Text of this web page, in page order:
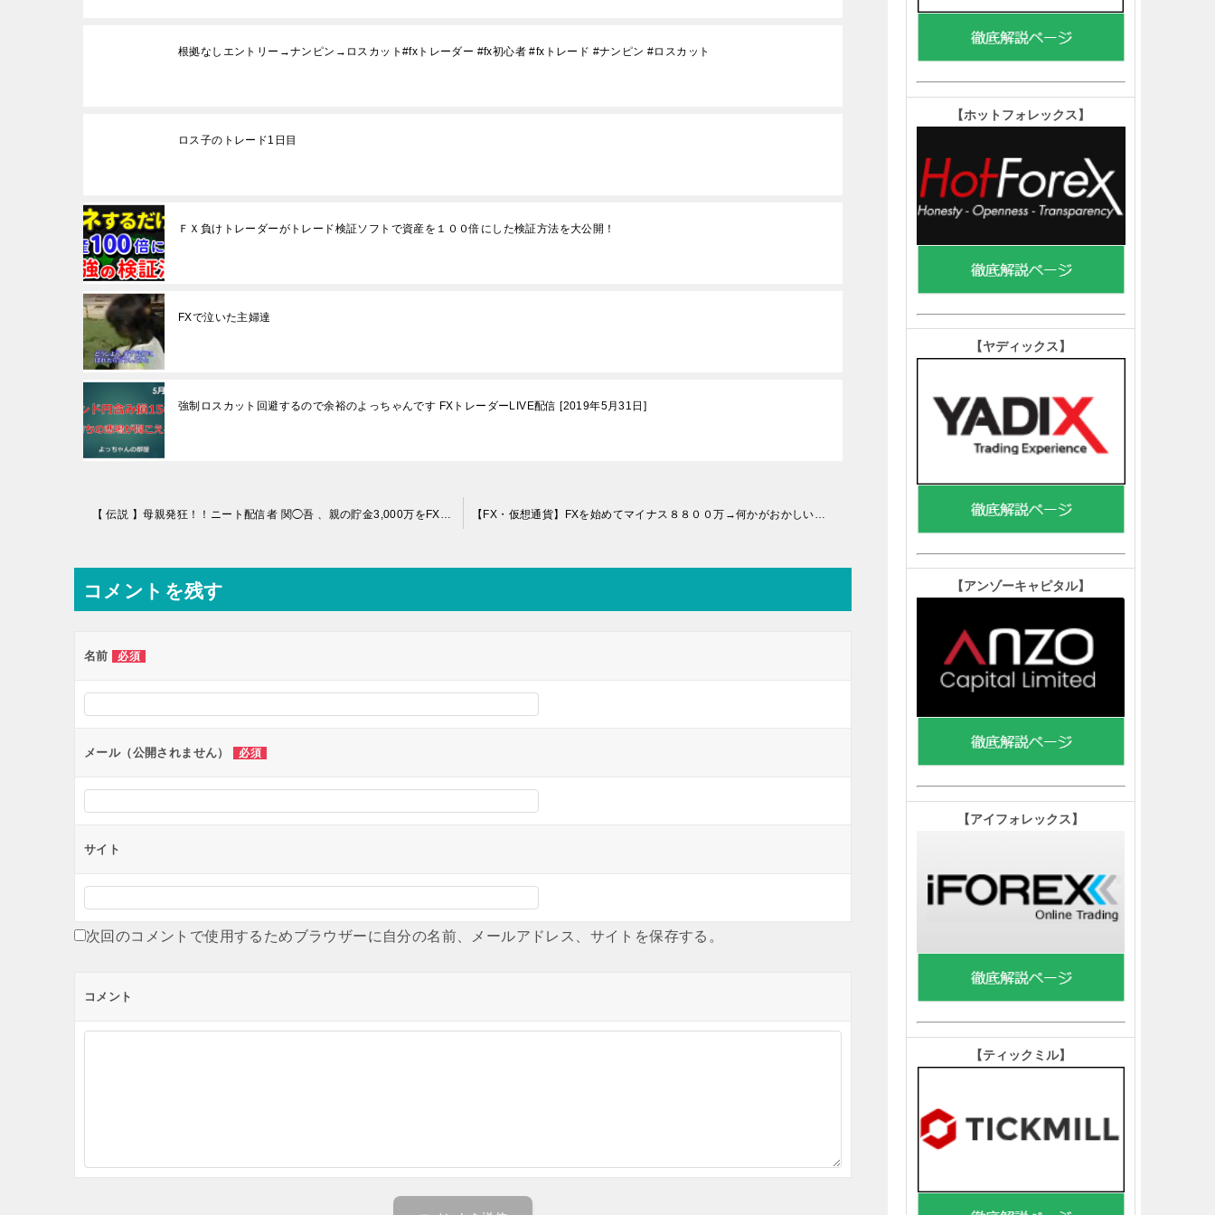
根拠なしエントリー→ナンピン→ロスカット#fxトレーダー #fx初心者 #fxトレード #ナンピン #ロスカット
ロス子のトレード1日目
ＦＸ負けトレーダーがトレード検証ソフトで資産を１００倍にした検証方法を大公開！
FXで泣いた主婦達
強制ロスカット回避するので余裕のよっちゃんです FXトレーダーLIVE配信 [2019年5月31日]
ナ
ビ
ー
ョ
ン
【 伝説 】母親発狂！！ニート配信者 関◯吾 、親の貯金3,000万をFXで溶かす 【FX・仮想通貨】FXを始めてマイナス８８００万→何かがおかしい…私はこうやって人生が狂いました！悲惨な体験談まとめ【ゆっくり解説】
コメントを残す
名前 必須
メール（公開されません） 必須
サイト
次回のコメントで使用するためブラウザーに自分の名前、メールアドレス、サイトを保存する。
コメント
【ホットフォレックス】
【ヤディックス】
【アンゾーキャピタル】
【アイフォレックス】
【ティックミル】